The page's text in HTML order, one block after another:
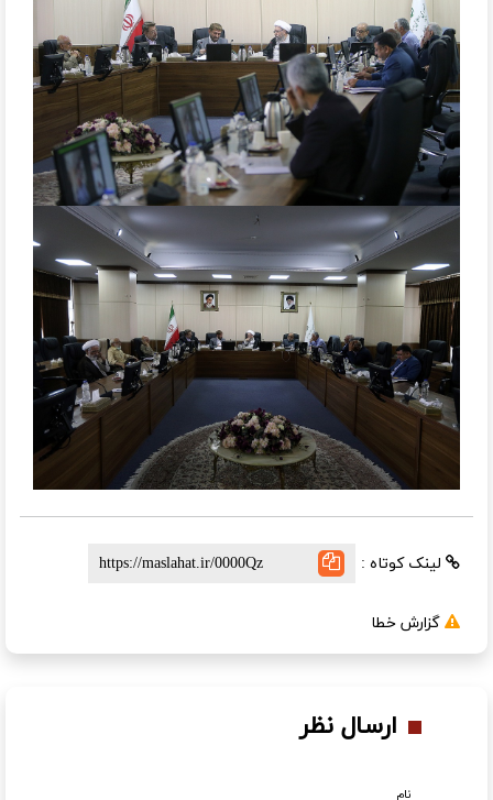
لینک کوتاه :
گزارش خطا
ارسال نظر
نام